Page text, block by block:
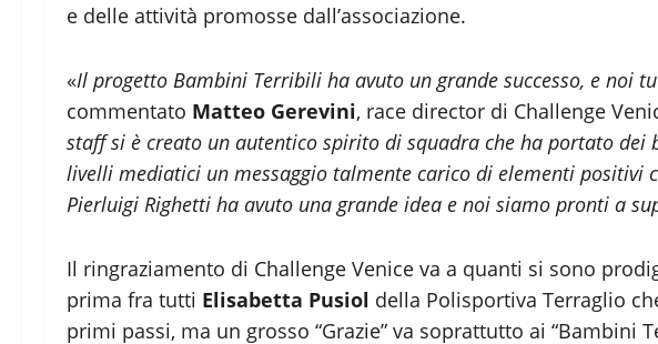
e delle attività promosse dall’associazione.
«Il progetto Bambini Terribili ha avuto un grande successo, e noi
commentato Matteo Gerevini, race director di Challenge
staff si è creato un autentico spirito di squadra che ha portato
livelli mediatici un messaggio talmente carico di elementi positivi
Pierluigi Righetti ha avuto una grande idea e noi siamo pronti a
Il ringraziamento di Challenge Venice va a quanti si sono
prima fra tutti Elisabetta Pusiol della Polisportiva Terraglio
primi passi, ma un grosso “Grazie” va soprattutto ai “Bambini